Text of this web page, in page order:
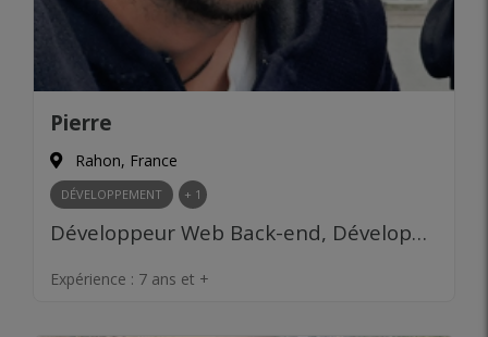
Pierre
Rahon, France
DÉVELOPPEMENT + 1
Développeur Web Back-end, Développeur Web Front-end, Ingénieur logiciel, Administrateur de base de données, Développeur fullstack
Expérience : 7 ans et +